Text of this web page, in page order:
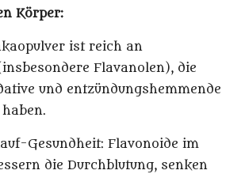
Körper:
ist reich an
Flavanolen), die
und entzündungshemmende
Gesundheit: Flavonoide im
die Durchblutung, senken